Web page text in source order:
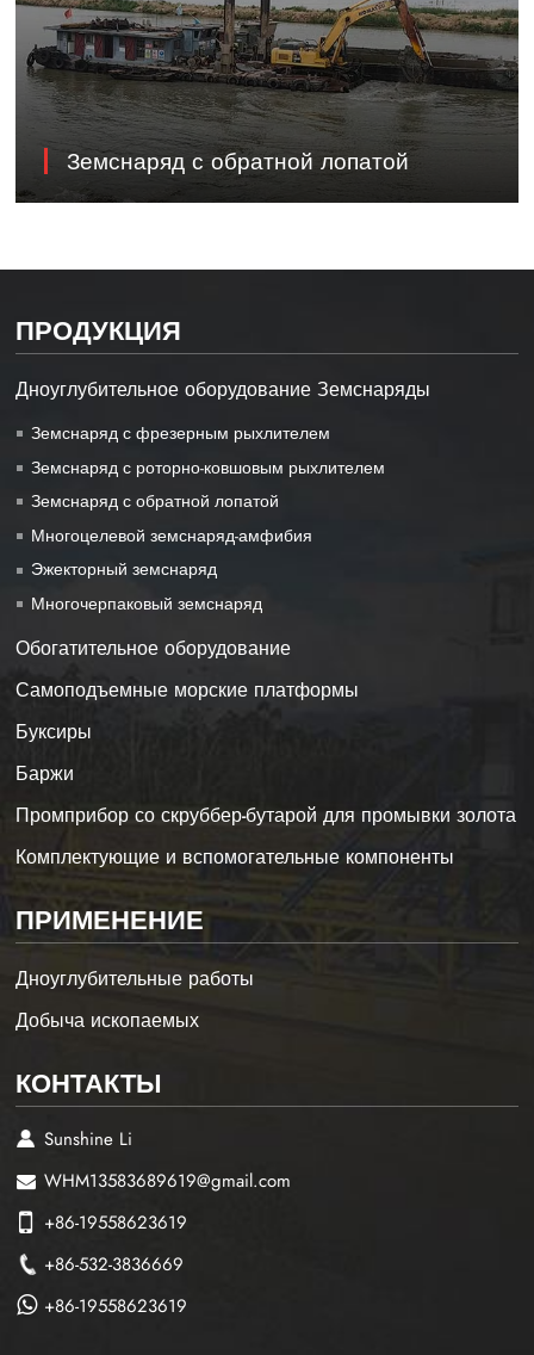
Земснаряд с обратной лопатой
ПРОДУКЦИЯ
Дноуглубительное оборудование Земснаряды
Земснаряд с фрезерным рыхлителем
Земснаряд с роторно-ковшовым рыхлителем
Земснаряд с обратной лопатой
Многоцелевой земснаряд-амфибия
Эжекторный земснаряд
Многочерпаковый земснаряд
Обогатительное оборудование
Самоподъемные морские платформы
Буксиры
Баржи
Промприбор со скруббер-бутарой для промывки золота
Комплектующие и вспомогательные компоненты
ПРИМЕНЕНИЕ
Дноуглубительные работы
Добыча ископаемых
КОНТАКТЫ
Sunshine Li
WHM13583689619@gmail.com
+86-19558623619
+86-532-3836669
+86-19558623619